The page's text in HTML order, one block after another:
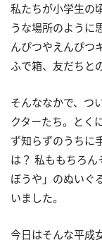
私たちが小学生の
うな場所のように
んぴつやえんぴつ
ふで箱、友だちと
そんななかで、つ
クターたち。とく
ず知らずのうちに
は？ 私ももちろ
ぼうや」のぬいぐ
いました。
今日はそんな平成